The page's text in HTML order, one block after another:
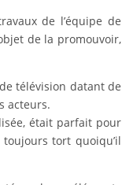
de l’équipe de
de la promouvoir,
télévision datant de
acteurs.
était parfait pour
tort quoiqu’il